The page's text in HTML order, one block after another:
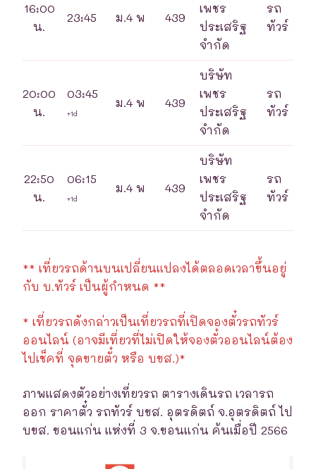
16:00
น.
23:45 ม.4 พ 439
เพชร
ประเสริฐ
จำกัด
รถ
ทัวร์
20:00
น.
03:45
+1d
ม.4 พ 439
บริษัท
เพชร
ประเสริฐ
จำกัด
รถ
ทัวร์
22:50
น.
06:15
+1d
ม.4 พ 439
บริษัท
เพชร
ประเสริฐ
จำกัด
รถ
ทัวร์
** เที่ยวรถด้านบนเปลี่ยนแปลงได้ตลอดเวลาขึ้นอยู่
กับ บ.ทัวร์ เป็นผู้กำหนด **
* เที่ยวรถดังกล่าวเป็นเที่ยวรถที่เปิดจองตั๋วรถทัวร์
ออนไลน์ (อาจมีเที่ยวที่ไม่เปิดให้จองตั๋วออนไลน์ต้อง
ไปเช็คที่ จุดขายตั๋ว หรือ บขส.)*
ภาพแสดงตัวอย่างเที่ยวรถ ตารางเดินรถ เวลารถ
ออก ราคาตั๋ว รถทัวร์ บขส. อุตรดิตถ์ จ.อุตรดิตถ์ ไป
บขส. ขอนแก่น แห่งที่ 3 จ.ขอนแก่น ค้นเมื่อปี 2566